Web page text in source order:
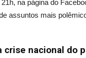
na página do
assuntos mais
crise nacional do